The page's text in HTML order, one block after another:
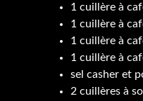
1 cuillère à
1 cuillère à
1 cuillère à
1 cuillère à
sel casher et
2 cuillères à